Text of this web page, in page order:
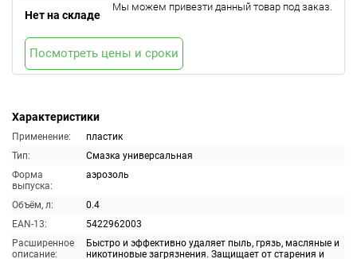
Характеристики
Применение:
пластик
Тип:
Смазка универсальная
Форма
выпуска:
аэрозоль
Объём, л:
0.4
EAN-13:
5422962003
Расширенное
описание:
Быстро и эффективно удаляет пыль, грязь, масляные и
никотиновые загрязнения. Защищает от старения и
Нет на складе
Мы можем привезти данный товар под заказ.
Посмотреть цены и сроки